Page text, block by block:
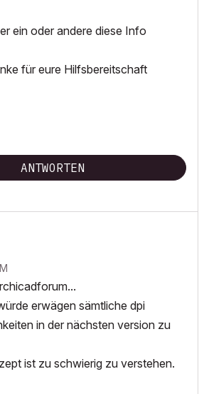
ein oder andere diese Info
für eure Hilfsbereitschaft
ANTWORTEN
erwägen sämtliche dpi
in der nächsten version zu
ist zu schwierig zu verstehen.